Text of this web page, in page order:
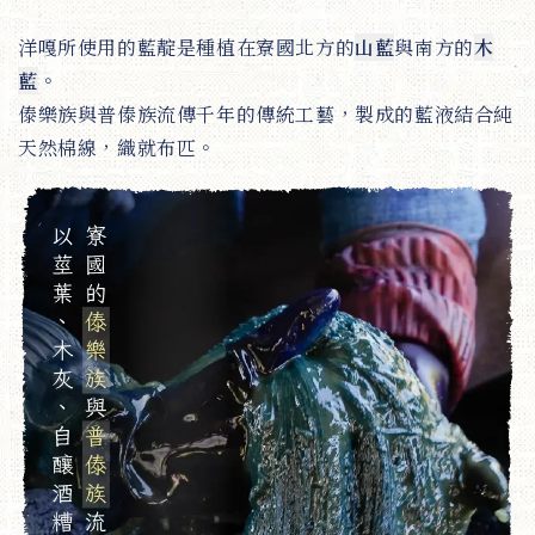
洋嘎所使用的藍靛是種植在寮國北方的山藍與南方的木
藍。
傣樂族與普傣族流傳千年的傳統工藝，製成的藍液結合純
天然棉線，織就布匹。